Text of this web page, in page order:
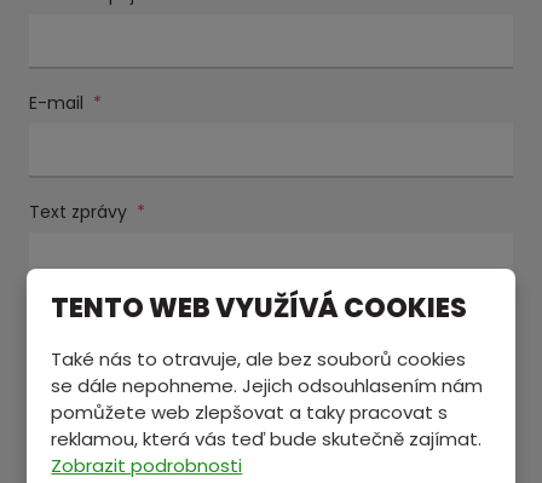
E-mail *
Text zprávy *
Souhlasím
Souhlasím se zpracováním
TENTO WEB VYUŽÍVÁ COOKIES
Také nás to otravuje, ale bez souborů cookies
se dále nepohneme. Jejich odsouhlasením nám
pomůžete web zlepšovat a taky pracovat s
reklamou, která vás teď bude skutečně zajímat.
Zobrazit podrobnosti